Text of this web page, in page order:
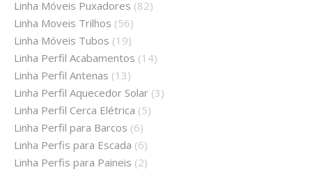
Linha Móveis Puxadores (82)
Linha Moveis Trilhos (56)
Linha Móveis Tubos (19)
Linha Perfil Acabamentos (14)
Linha Perfil Antenas (13)
Linha Perfil Aquecedor Solar (3)
Linha Perfil Cerca Elétrica (5)
Linha Perfil para Barcos (6)
Linha Perfis para Escada (6)
Linha Perfis para Paineis (2)